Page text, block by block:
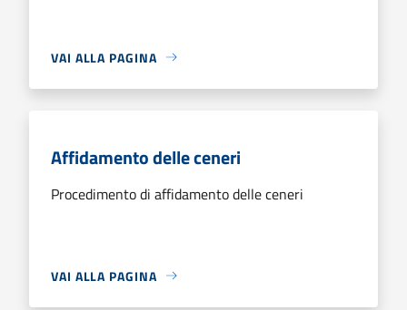
VAI ALLA PAGINA
Affidamento delle ceneri
Procedimento di affidamento delle ceneri
VAI ALLA PAGINA